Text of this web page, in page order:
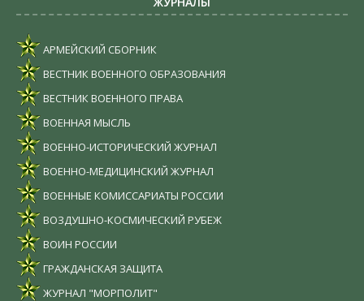
АРМЕЙСКИЙ СБОРНИК
ВЕСТНИК ВОЕННОГО ОБРАЗОВАНИЯ
ВЕСТНИК ВОЕННОГО ПРАВА
ВОЕННАЯ МЫСЛЬ
ВОЕННО-ИСТОРИЧЕСКИЙ ЖУРНАЛ
ВОЕННО-МЕДИЦИНСКИЙ ЖУРНАЛ
ВОЕННЫЕ КОМИССАРИАТЫ РОССИИ
ВОЗДУШНО-КОСМИЧЕСКИЙ РУБЕЖ
ВОИН РОССИИ
ГРАЖДАНСКАЯ ЗАЩИТА
ЖУРНАЛ "МОРПОЛИТ"